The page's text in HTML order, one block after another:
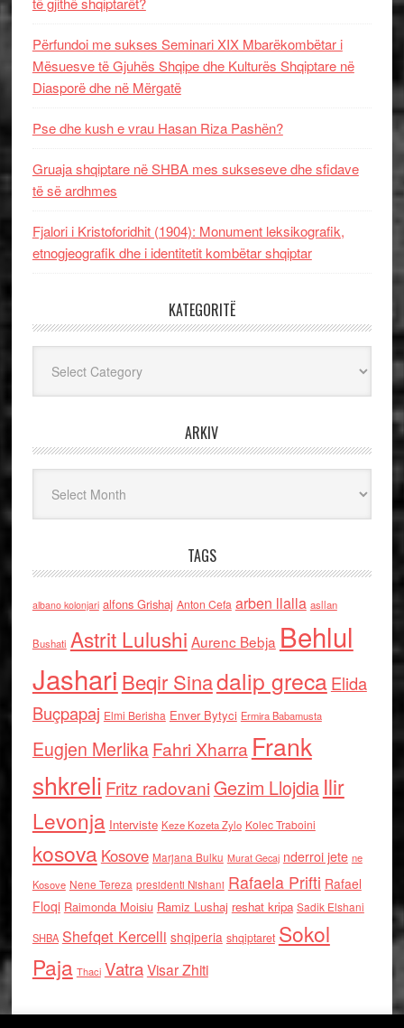
Përfundoi me sukses Seminari XIX Mbarëkombëtar i
Mësuesve të Gjuhës Shqipe dhe Kulturës Shqiptare në
Diasporë dhe në Mërgatë
Pse dhe kush e vrau Hasan Riza Pashën?
Gruaja shqiptare në SHBA mes sukseseve dhe sfidave
të së ardhmes
Fjalori i Kristoforidhit (1904): Monument leksikografik,
etnogjeografik dhe i identitetit kombëtar shqiptar
KATEGORITË
ARKIV
TAGS
albano kolonjari alfons Grishaj Anton Cefa arben llalla asllan
Bushati Astrit Lulushi Aurenc Bebja Behlul
Jashari Beqir Sinadalip grecaElida
Buçpapaj Elmi Berisha Enver Bytyci Ermira Babamusta
Eugjen MerlikaFahri Xharra Frank
shkreli Fritz radovaniGezim Llojdia Ilir
Levonja Interviste Keze Kozeta Zylo Kolec Traboini
kosova Kosove Marjana Bulku Murat Gecaj nderroi jete ne
Kosove Nene Tereza presidenti Nishani Rafaela Prifti Rafael
Floqi Raimonda Moisiu Ramiz Lushaj reshat kripa Sadik Elshani
SHBA Shefqet Kercelli shqiperia shqiptaret Sokol
Paja Thaci VatraVisar Zhiti